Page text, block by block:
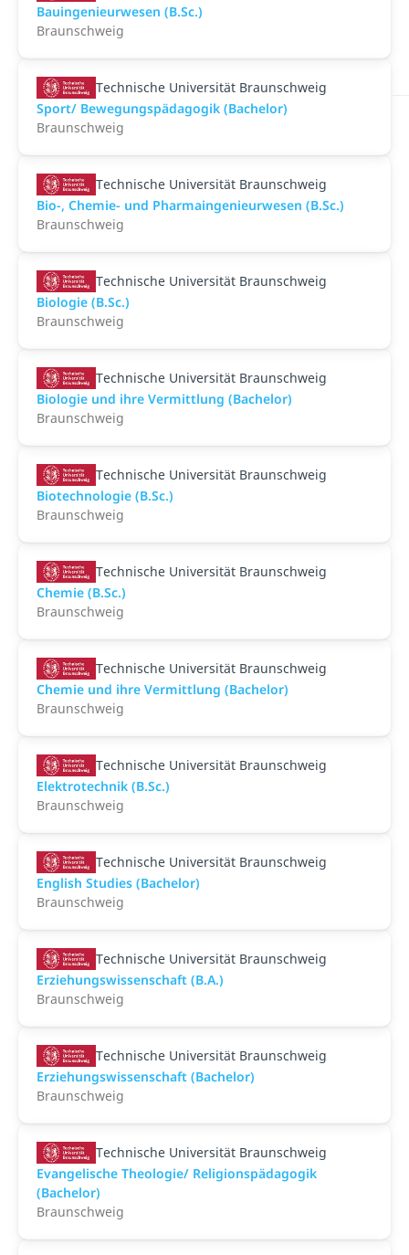
Bauingenieurwesen (B.Sc.)
Braunschweig
Technische Universität Braunschweig
Sport/ Bewegungspädagogik (Bachelor)
Braunschweig
Technische Universität Braunschweig
Bio-, Chemie- und Pharmaingenieurwesen (B.Sc.)
Braunschweig
Technische Universität Braunschweig
Biologie (B.Sc.)
Braunschweig
Technische Universität Braunschweig
Biologie und ihre Vermittlung (Bachelor)
Braunschweig
Technische Universität Braunschweig
Biotechnologie (B.Sc.)
Braunschweig
Technische Universität Braunschweig
Chemie (B.Sc.)
Braunschweig
Technische Universität Braunschweig
Chemie und ihre Vermittlung (Bachelor)
Braunschweig
Technische Universität Braunschweig
Elektrotechnik (B.Sc.)
Braunschweig
Technische Universität Braunschweig
English Studies (Bachelor)
Braunschweig
Technische Universität Braunschweig
Erziehungswissenschaft (B.A.)
Braunschweig
Technische Universität Braunschweig
Erziehungswissenschaft (Bachelor)
Braunschweig
Technische Universität Braunschweig
Evangelische Theologie/ Religionspädagogik
(Bachelor)
Braunschweig